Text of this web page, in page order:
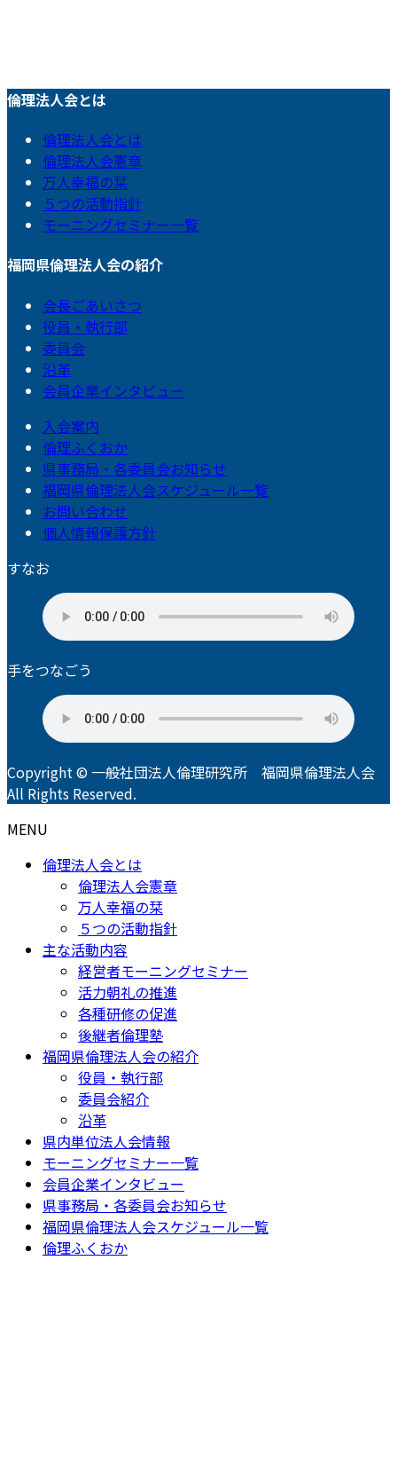
倫理法人会とは
倫理法人会とは
倫理法人会憲章
万人幸福の栞
５つの活動指針
モーニングセミナー一覧
福岡県倫理法人会の紹介
会長ごあいさつ
役員・執行部
委員会
沿革
会員企業インタビュー
入会案内
倫理ふくおか
県事務局・各委員会お知らせ
福岡県倫理法人会スケジュール一覧
お問い合わせ
個人情報保護方針
すなお
手をつなごう
Copyright © 一般社団法人倫理研究所 福岡県倫理法人会
All Rights Reserved.
MENU
倫理法人会とは
倫理法人会憲章
万人幸福の栞
５つの活動指針
主な活動内容
経営者モーニングセミナー
活力朝礼の推進
各種研修の促進
後継者倫理塾
福岡県倫理法人会の紹介
役員・執行部
委員会紹介
沿革
県内単位法人会情報
モーニングセミナー一覧
会員企業インタビュー
県事務局・各委員会お知らせ
福岡県倫理法人会スケジュール一覧
倫理ふくおか